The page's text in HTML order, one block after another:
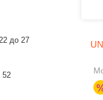
до 27
52